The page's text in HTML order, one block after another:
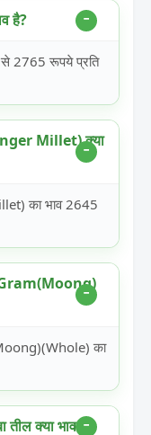
है?
2765 रूपये प्रति
Millet) क्या
का भाव 2645
का
क्या भाव है?